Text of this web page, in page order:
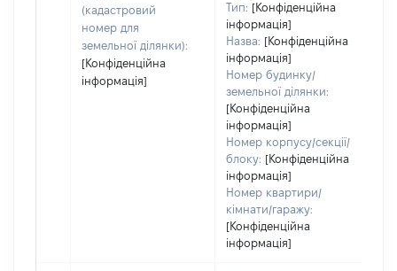
(кадастровий
номер для
земельної ділянки):
[Конфіденційна
інформація]
Тип: [Конфіденційна
інформація]
Назва: [Конфіденційна
інформація]
Номер будинку/
земельної ділянки:
[Конфіденційна
інформація]
Номер корпусу/секції/
блоку: [Конфіденційна
інформація]
Номер квартири/
кімнати/гаражу:
[Конфіденційна
інформація]